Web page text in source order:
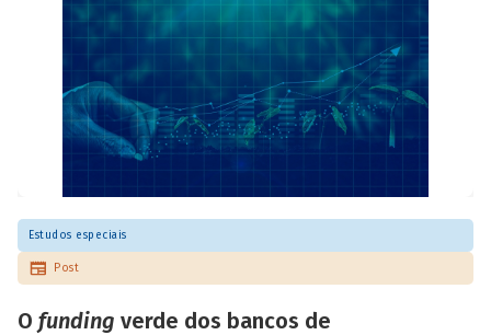
Estudos especiais
Post
O funding verde dos bancos de